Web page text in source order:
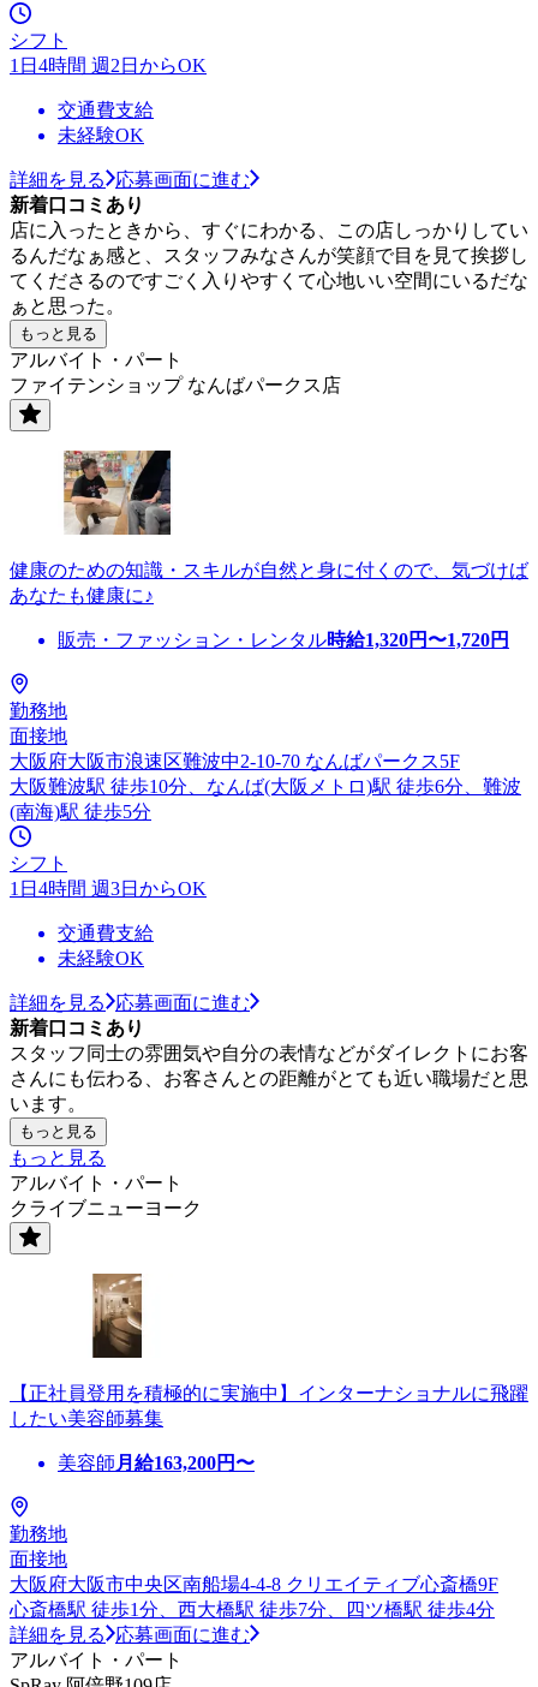
シフト
1日4時間 週2日からOK
交通費支給
未経験OK
詳細を見る
応募画面に進む
新着口コミあり
店に入ったときから、すぐにわかる、この店しっかりしてい
るんだなぁ感と、スタッフみなさんが笑顔で目を見て挨拶し
てくださるのですごく入りやすくて心地いい空間にいるだな
ぁと思った。
もっと見る
アルバイト・パート
ファイテンショップ なんばパークス店
健康のための知識・スキルが自然と身に付くので、気づけば
あなたも健康に♪
販売・ファッション・レンタル時給1,320円〜1,720円
勤務地
面接地
大阪府大阪市浪速区難波中2-10-70 なんばパークス5F
大阪難波駅 徒歩10分、なんば(大阪メトロ)駅 徒歩6分、難波
(南海)駅 徒歩5分
シフト
1日4時間 週3日からOK
交通費支給
未経験OK
詳細を見る
応募画面に進む
新着口コミあり
スタッフ同士の雰囲気や自分の表情などがダイレクトにお客
さんにも伝わる、お客さんとの距離がとても近い職場だと思
います。
もっと見る
もっと見る
アルバイト・パート
クライブニューヨーク
【正社員登用を積極的に実施中】インターナショナルに飛躍
したい美容師募集
美容師 月給163,200円〜
勤務地
面接地
大阪府大阪市中央区南船場4-4-8 クリエイティブ心斎橋9F
心斎橋駅 徒歩1分、西大橋駅 徒歩7分、四ツ橋駅 徒歩4分
詳細を見る
応募画面に進む
アルバイト・パート